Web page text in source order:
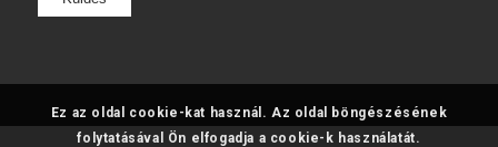
Ez az oldal cookie-kat használ. Az oldal böngészésének
folytatásával Ön elfogadja a cookie-k használatát.